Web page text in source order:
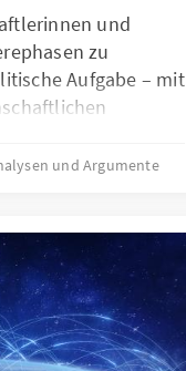
und
zu
Aufgabe – mit
Dazu gibt es
von
betroffener
renommierte
tätig
Perspektiven von
und Argumente